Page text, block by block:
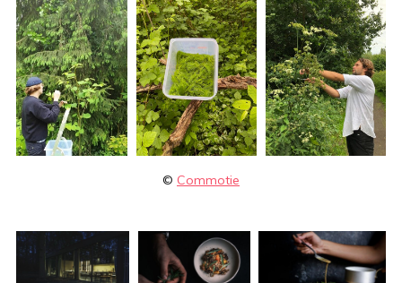
© Commotie